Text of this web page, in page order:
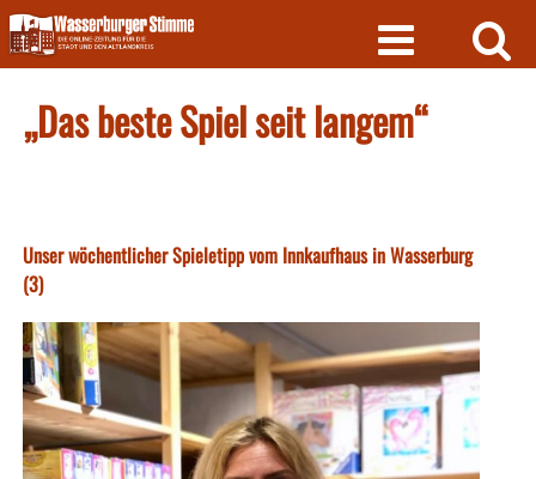
Skip
to
content
„Das beste Spiel seit langem“
Unser wöchentlicher Spieletipp vom Innkaufhaus in Wasserburg
(3)